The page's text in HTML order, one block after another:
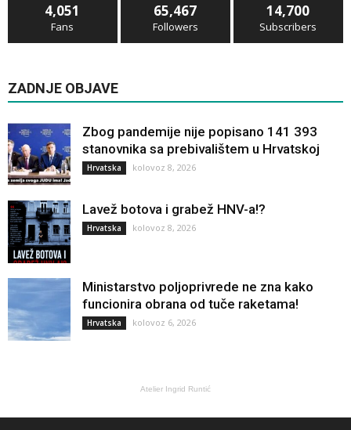
4,051
Fans
65,467
Followers
14,700
Subscribers
ZADNJE OBJAVE
Zbog pandemije nije popisano 141 393
stanovnika sa prebivalištem u Hrvatskoj
Hrvatska kolovoz 8, 2026
Lavež botova i grabež HNV-a!?
Hrvatska kolovoz 8, 2026
Ministarstvo poljoprivrede ne zna kako
funcionira obrana od tuče raketama!
Hrvatska kolovoz 6, 2026
Atelier Ingrid Runtić